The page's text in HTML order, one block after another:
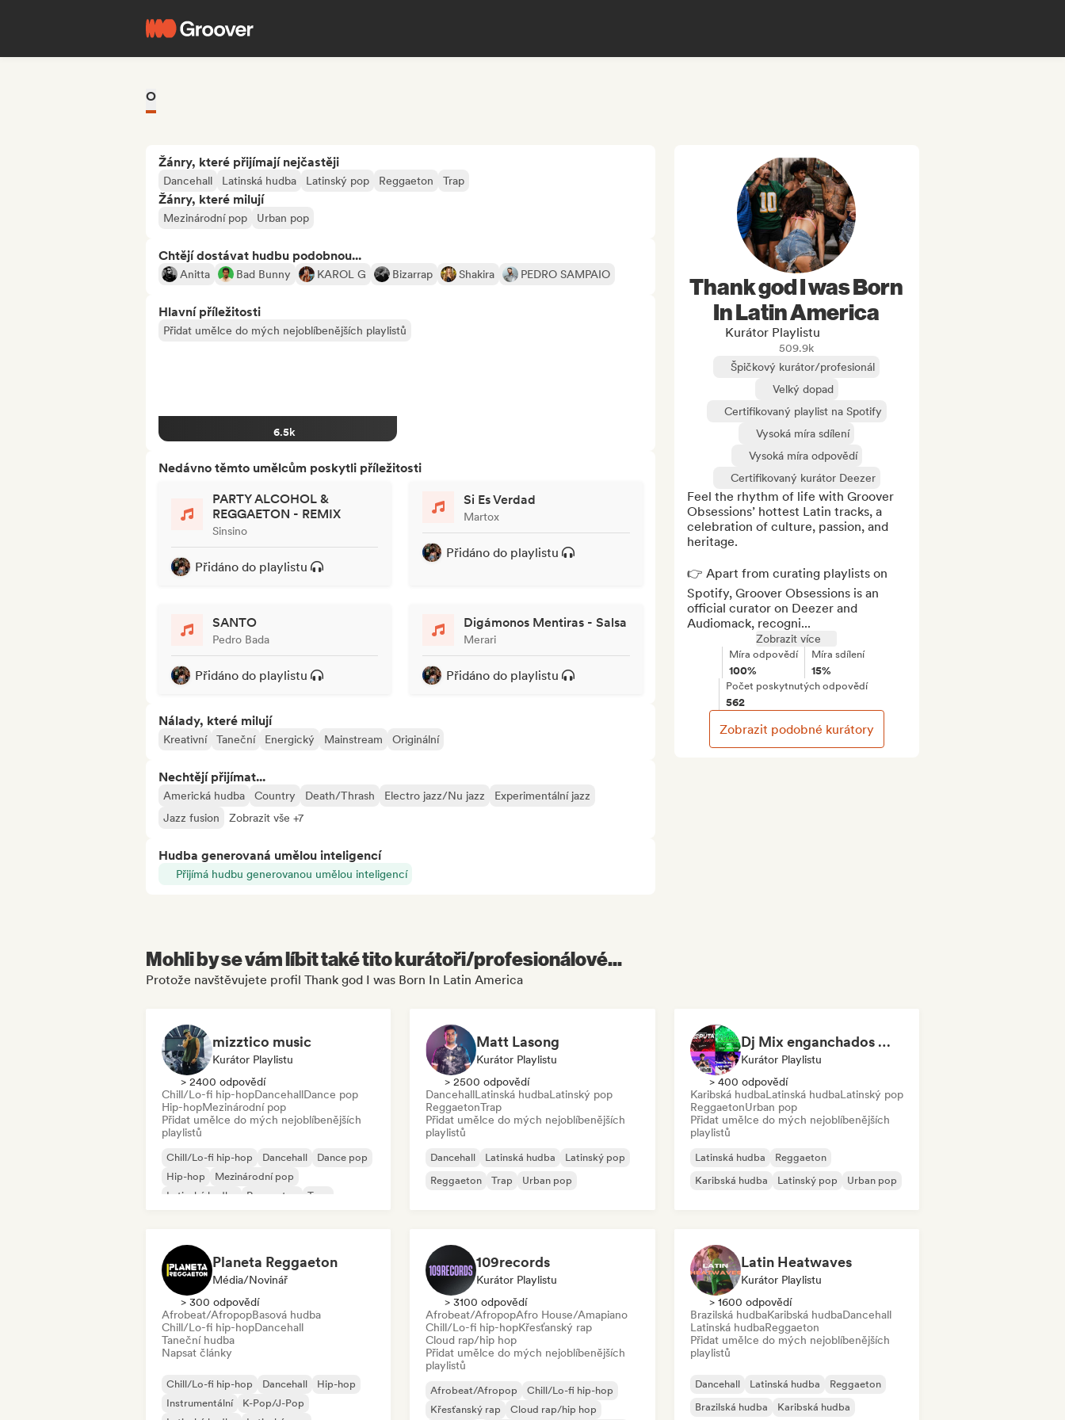
O
Žánry, které přijímají nejčastěji
Dancehall Latinská hudba Latinský pop Reggaeton Trap
Žánry, které milují
Mezinárodní pop Urban pop
Chtějí dostávat hudbu podobnou...
Anitta Bad Bunny KAROL G Bizarrap Shakira PEDRO SAMPAIO
Hlavní příležitosti
Přidat umělce do mých nejoblíbenějších playlistů
6.5k
Nedávno těmto umělcům poskytli příležitosti
PARTY ALCOHOL &
REGGAETON - REMIX
Sinsino
Přidáno do playlistu
Si Es Verdad
Martox
Přidáno do playlistu
SANTO
Pedro Bada
Přidáno do playlistu
Digámonos Mentiras - Salsa
Merari
Přidáno do playlistu
Nálady, které milují
Kreativní Taneční Energický Mainstream Originální
Nechtějí přijímat...
Americká hudba Country Death/Thrash Electro jazz/Nu jazz
Experimentální jazz
Jazz fusion
Zobrazit vše +7
Hudba generovaná umělou inteligencí
Přijímá hudbu generovanou umělou inteligencí
Thank god I was Born
In Latin America
Kurátor Playlistu
509.9k
Špičkový kurátor/profesionál
Velký dopad
Certifikovaný playlist na Spotify
Vysoká míra sdílení
Vysoká míra odpovědí
Certifikovaný kurátor Deezer
Feel the rhythm of life with Groover
Obsessions’ hottest Latin tracks, a
celebration of culture, passion, and
heritage.
👉 Apart from curating playlists on
Spotify, Groover Obsessions is an
official curator on Deezer and
Audiomack, recogni...
Zobrazit více
Míra odpovědí
100%
Míra sdílení
15%
Počet poskytnutých odpovědí
562
Zobrazit podobné kurátory
Mohli by se vám líbit také tito kurátoři/profesionálové...
Protože navštěvujete profil Thank god I was Born In Latin America
mizztico music
Kurátor Playlistu
> 2400 odpovědí
Chill/Lo-fi hip-hopDancehallDance pop
Hip-hopMezinárodní pop
Přidat umělce do mých nejoblíbenějších
playlistů
Chill/Lo-fi hip-hop Dancehall
Dance pop
Hip-hop
Mezinárodní pop
Latinská hudba
Reggaeton Trap
Matt Lasong
Kurátor Playlistu
> 2500 odpovědí
DancehallLatinská hudbaLatinský pop
ReggaetonTrap
Přidat umělce do mých nejoblíbenějších
playlistů
Dancehall Latinská hudba
Latinský pop
Reggaeton
Trap Urban pop
Dj Mix enganchados 😎 Exitos 2026🔥🔥🫦
Kurátor Playlistu
> 400 odpovědí
Karibská hudbaLatinská hudbaLatinský pop
ReggaetonUrban pop
Přidat umělce do mých nejoblíbenějších
playlistů
Latinská hudba
Reggaeton
Karibská hudba
Latinský pop Urban pop
Planeta Reggaeton
Média/novinář
> 300 odpovědí
Afrobeat/AfropopBasová hudba
Chill/Lo-fi hip-hopDancehall
Taneční hudba
Napsat články
Chill/Lo-fi hip-hop Dancehall
Hip-hop
Instrumentální
K-Pop/J-Pop
109records
Kurátor Playlistu
> 3100 odpovědí
Afrobeat/AfropopAfro House/Amapiano
Chill/Lo-fi hip-hopKřesťanský rap
Cloud rap/hip hop
Přidat umělce do mých nejoblíbenějších
playlistů
Afrobeat/Afropop
Chill/Lo-fi hip-hop
Křesťanský rap
Cloud rap/hip hop
Latin Heatwaves
Kurátor Playlistu
> 1600 odpovědí
Brazilská hudbaKaribská hudbaDancehall
Latinská hudbaReggaeton
Přidat umělce do mých nejoblíbenějších
playlistů
Dancehall Latinská hudba
Reggaeton
Brazilská hudba
Karibská hudba